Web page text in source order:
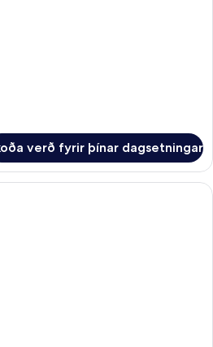
verð fyrir þínar dagsetningar